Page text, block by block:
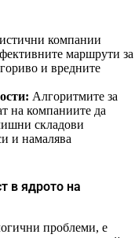
компании
маршрути за
и вредните
Алгоритмите за
на компаниите да
складови
и намалява
в ядрото на
проблеми, е